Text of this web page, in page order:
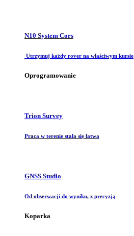
N10 System Cors
Utrzymuj każdy rover na właściwym kursie
Oprogramowanie
Trion Survey
Praca w terenie stała się łatwa
GNSS Studio
Od obserwacji do wyniku, z precyzją
Koparka